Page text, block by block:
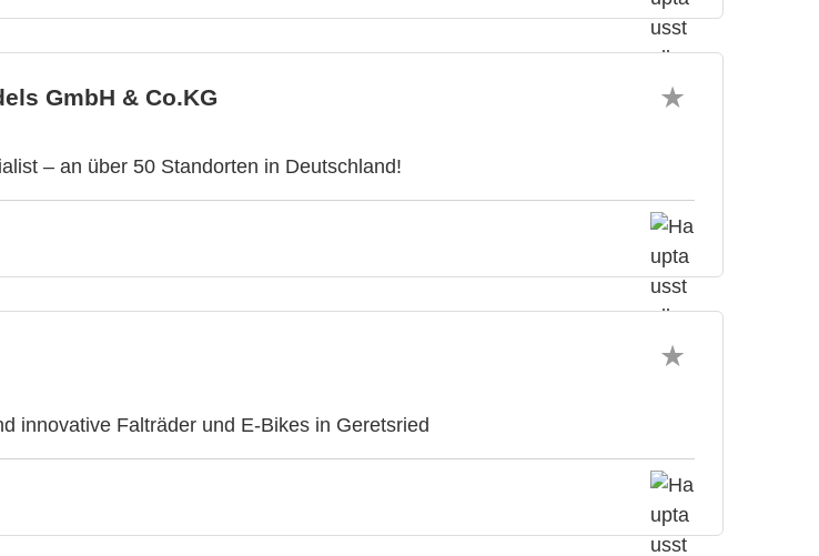
GmbH & Co.KG
– an über 50 Standorten in Deutschland!
innovative Falträder und E-Bikes in Geretsried